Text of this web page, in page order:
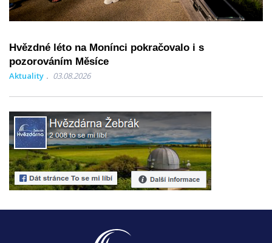
Hvězdné léto na Monínci pokračovalo i s
pozorováním Měsíce
Aktuality 03.08.2026